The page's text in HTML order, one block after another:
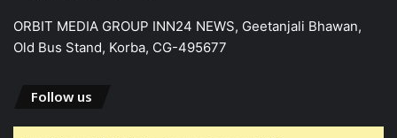
ORBIT MEDIA GROUP INN24 NEWS, Geetanjali Bhawan,
Old Bus Stand, Korba, CG-495677
Follow us